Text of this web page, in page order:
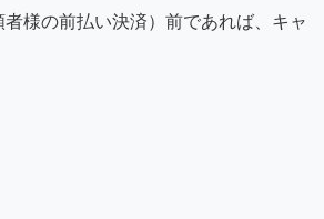
様の前払い決済）前であれば、キャ